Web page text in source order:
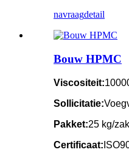
navraagdetail
Bouw HPMC
Viscositeit:
Sollicitatie:
Pakket:25 kg/
Certificaat: